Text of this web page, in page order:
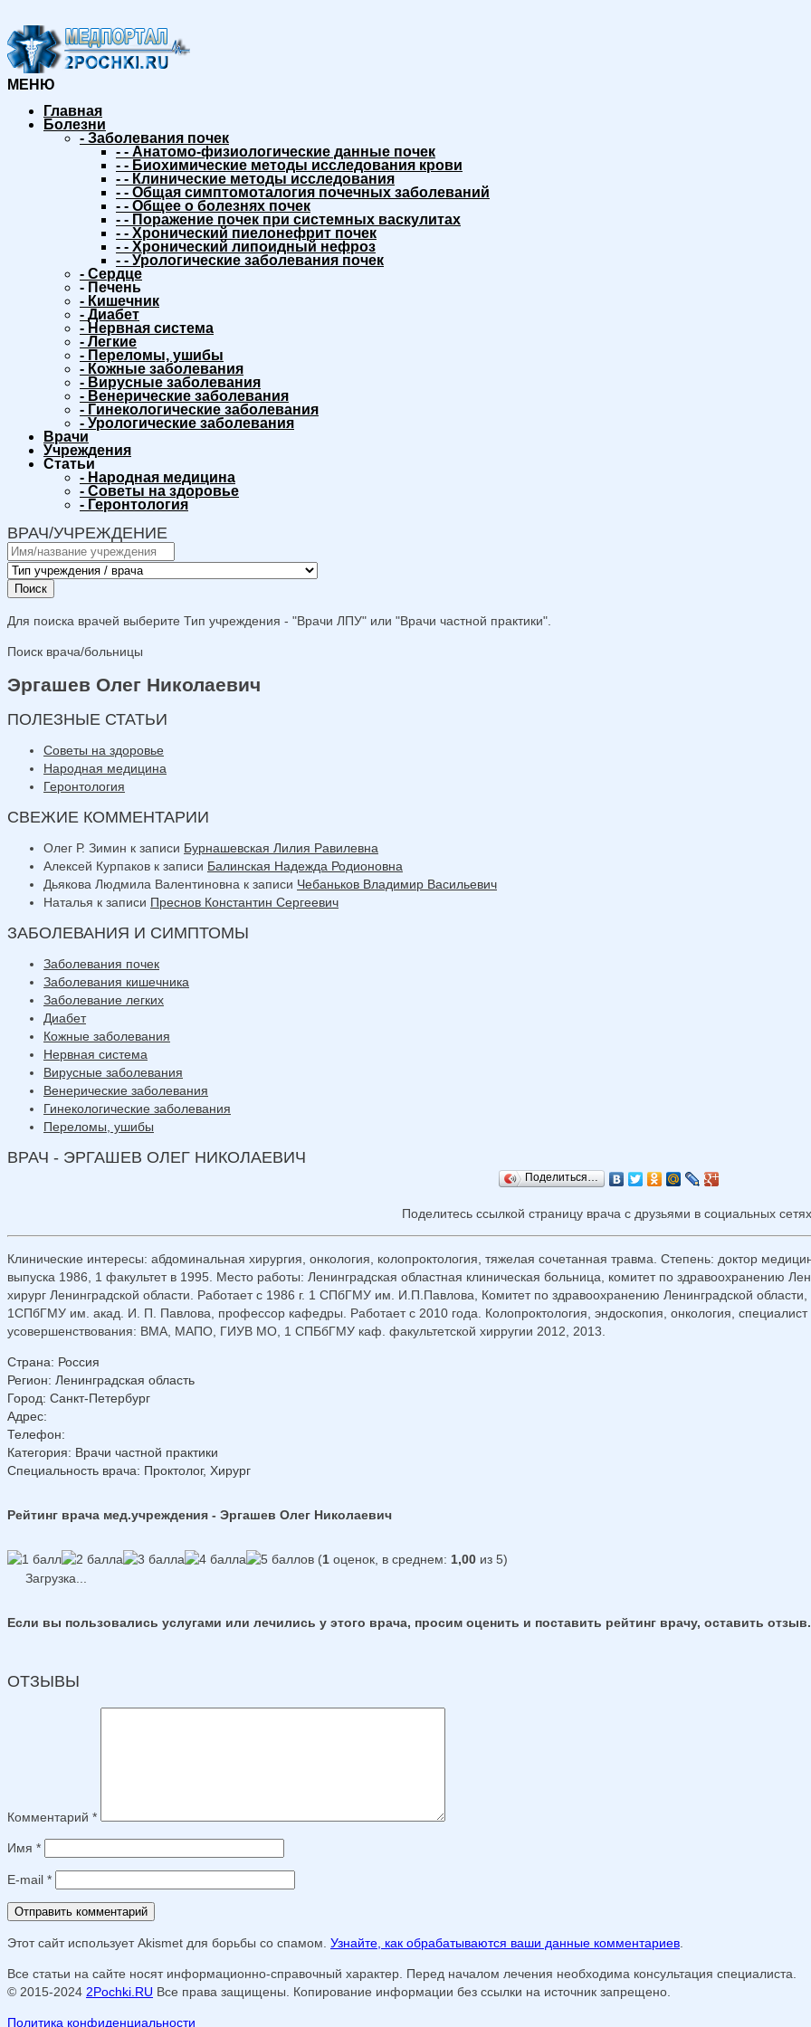
МЕНЮ
Главная
Болезни
- Заболевания почек
- - Анатомо-физиологические данные почек
- - Биохимические методы исследования крови
- - Клинические методы исследования
- - Общая симптомоталогия почечных заболеваний
- - Общее о болезнях почек
- - Поражение почек при системных васкулитах
- - Хронический пиелонефрит почек
- - Хронический липоидный нефроз
- - Урологические заболевания почек
- Сердце
- Печень
- Кишечник
- Диабет
- Нервная система
- Легкие
- Переломы, ушибы
- Кожные заболевания
- Вирусные заболевания
- Венерические заболевания
- Гинекологические заболевания
- Урологические заболевания
Врачи
Учреждения
Статьи
- Народная медицина
- Советы на здоровье
- Геронтология
ВРАЧ/УЧРЕЖДЕНИЕ
Поиск
Для поиска врачей выберите Тип учреждения - "Врачи ЛПУ" или "Врачи частной практики".
Поиск врача/больницы
Эргашев Олег Николаевич
ПОЛЕЗНЫЕ СТАТЬИ
Советы на здоровье
Народная медицина
Геронтология
СВЕЖИЕ КОММЕНТАРИИ
Олег Р. Зимин к записи Бурнашевская Лилия Равилевна
Алексей Курпаков к записи Балинская Надежда Родионовна
Дьякова Людмила Валентиновна к записи Чебаньков Владимир Васильевич
Наталья к записи Преснов Константин Сергеевич
ЗАБОЛЕВАНИЯ И СИМПТОМЫ
Заболевания почек
Заболевания кишечника
Заболевание легких
Диабет
Кожные заболевания
Нервная система
Вирусные заболевания
Венерические заболевания
Гинекологические заболевания
Переломы, ушибы
ВРАЧ - ЭРГАШЕВ ОЛЕГ НИКОЛАЕВИЧ
Поделиться…
Поделитесь ссылкой страницу врача с друзьями в социальных
Клинические интересы: абдоминальная хирургия, онкология, колопроктология, тяжелая сочетанная травма. Степень: доктор
выпуска 1986, 1 факультет в 1995. Место работы: Ленинградская областная клиническая больница, комитет по здравоохранению
хирург Ленинградской области. Работает с 1986 г. 1 СПбГМУ им. И.П.Павлова, Комитет по здравоохранению Ленинградской
1СПбГМУ им. акад. И. П. Павлова, профессор кафедры. Работает с 2010 года. Колопроктология, эндоскопия, онкология,
усовершенствования: ВМА, МАПО, ГИУВ МО, 1 СПБбГМУ каф. факультетской хирругии 2012, 2013.
Страна: Россия
Регион: Ленинградская область
Город: Санкт-Петербург
Адрес:
Телефон:
Категория: Врачи частной практики
Специальность врача: Проктолог, Хирург
Рейтинг врача мед.учреждения - Эргашев Олег Николаевич
(1 оценок, в среднем: 1,00 из 5)
Загрузка...
Если вы пользовались услугами или лечились у этого врача, просим оценить и поставить рейтинг врачу, оставить отзыв.
ОТЗЫВЫ
Комментарий *
Имя *
E-mail *
Этот сайт использует Akismet для борьбы со спамом. Узнайте, как обрабатываются ваши данные комментариев
Все статьи на сайте носят информационно-справочный характер. Перед началом лечения необходима консультация специалиста.
© 2015-2024 2Pochki.RU Все права защищены. Копирование информации без ссылки на источник запрещено.
Политика конфиденциальности